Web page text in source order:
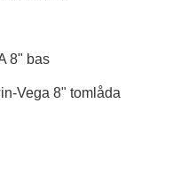
8" bas
Vega 8" tomlåda